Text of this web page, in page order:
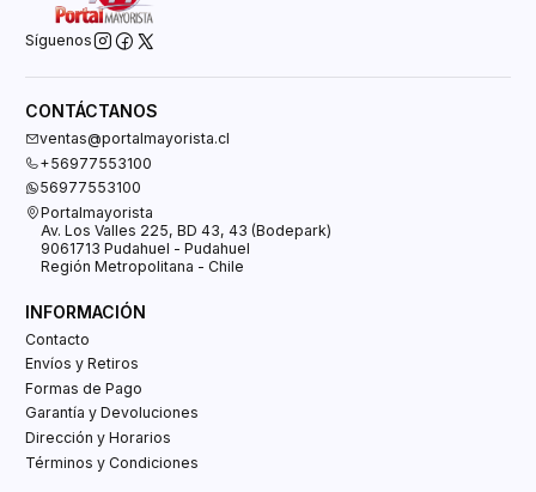
Síguenos
CONTÁCTANOS
ventas@portalmayorista.cl
+56977553100
56977553100
Portalmayorista
Av. Los Valles 225, BD 43, 43 (Bodepark)
9061713 Pudahuel - Pudahuel
Región Metropolitana - Chile
INFORMACIÓN
Contacto
Envíos y Retiros
Formas de Pago
Garantía y Devoluciones
Dirección y Horarios
Términos y Condiciones